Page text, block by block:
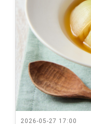
2026-05-27 17:00